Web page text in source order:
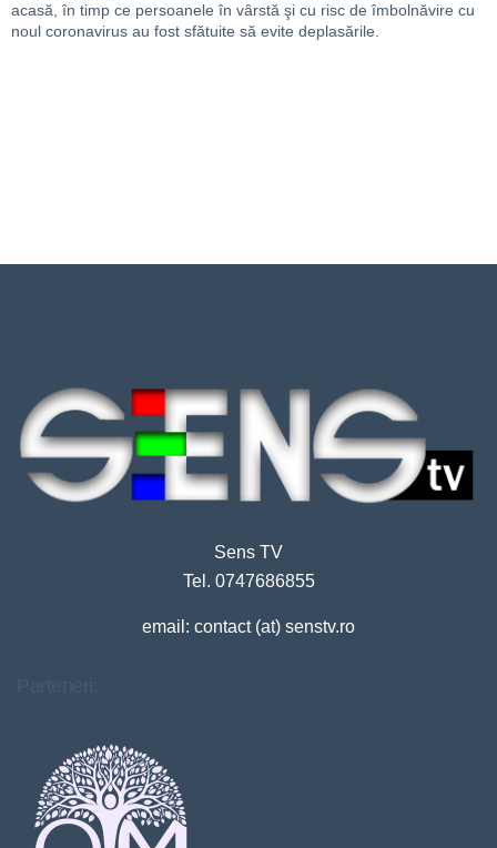
acasă, în timp ce persoanele în vârstă şi cu risc de îmbolnăvire cu
noul coronavirus au fost sfătuite să evite deplasările.
Sens TV
Tel. 0747686855
email: contact (at) senstv.ro